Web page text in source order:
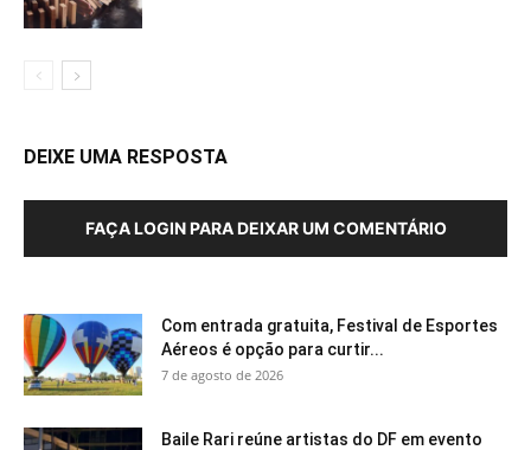
DEIXE UMA RESPOSTA
FAÇA LOGIN PARA DEIXAR UM COMENTÁRIO
Com entrada gratuita, Festival de Esportes
Aéreos é opção para curtir...
7 de agosto de 2026
Baile Rari reúne artistas do DF em evento